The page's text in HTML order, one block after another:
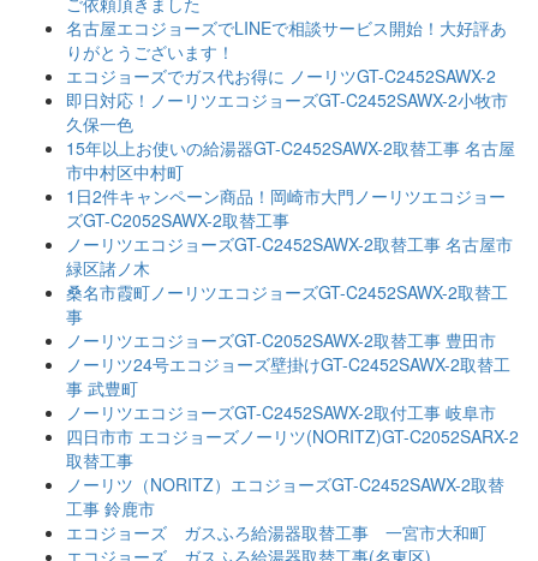
名古屋エコジョーズでLINEで相談サービス開始！大好評あ
りがとうございます！
エコジョーズでガス代お得に ノーリツGT-C2452SAWX-2
即日対応！ノーリツエコジョーズGT-C2452SAWX-2小牧市
久保一色
15年以上お使いの給湯器GT-C2452SAWX-2取替工事 名古屋
市中村区中村町
1日2件キャンペーン商品！岡崎市大門ノーリツエコジョー
ズGT-C2052SAWX-2取替工事
ノーリツエコジョーズGT-C2452SAWX-2取替工事 名古屋市
緑区諸ノ木
桑名市霞町ノーリツエコジョーズGT-C2452SAWX-2取替工
事
ノーリツエコジョーズGT-C2052SAWX-2取替工事 豊田市
ノーリツ24号エコジョーズ壁掛けGT-C2452SAWX-2取替工
事 武豊町
ノーリツエコジョーズGT-C2452SAWX-2取付工事 岐阜市
四日市市 エコジョーズノーリツ(NORITZ)GT-C2052SARX-2
取替工事
ノーリツ（NORITZ）エコジョーズGT-C2452SAWX-2取替
工事 鈴鹿市
エコジョーズ ガスふろ給湯器取替工事 一宮市大和町